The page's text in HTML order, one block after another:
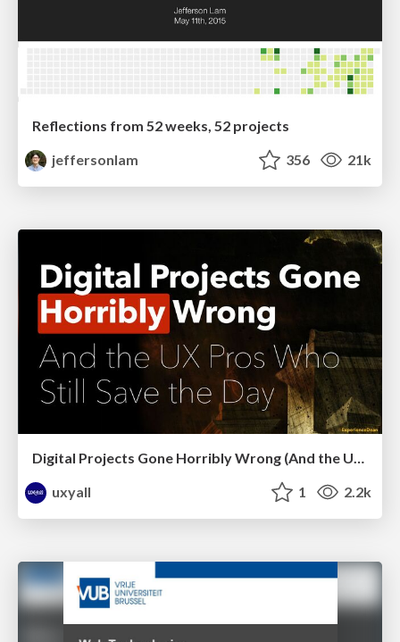
Reflections from 52 weeks, 52 projects
jeffersonlam
356 21k
Digital Projects Gone Horribly Wrong (And the UX Pros Who Still Save the Day) - Dean Schuster
uxyall
1 2.2k